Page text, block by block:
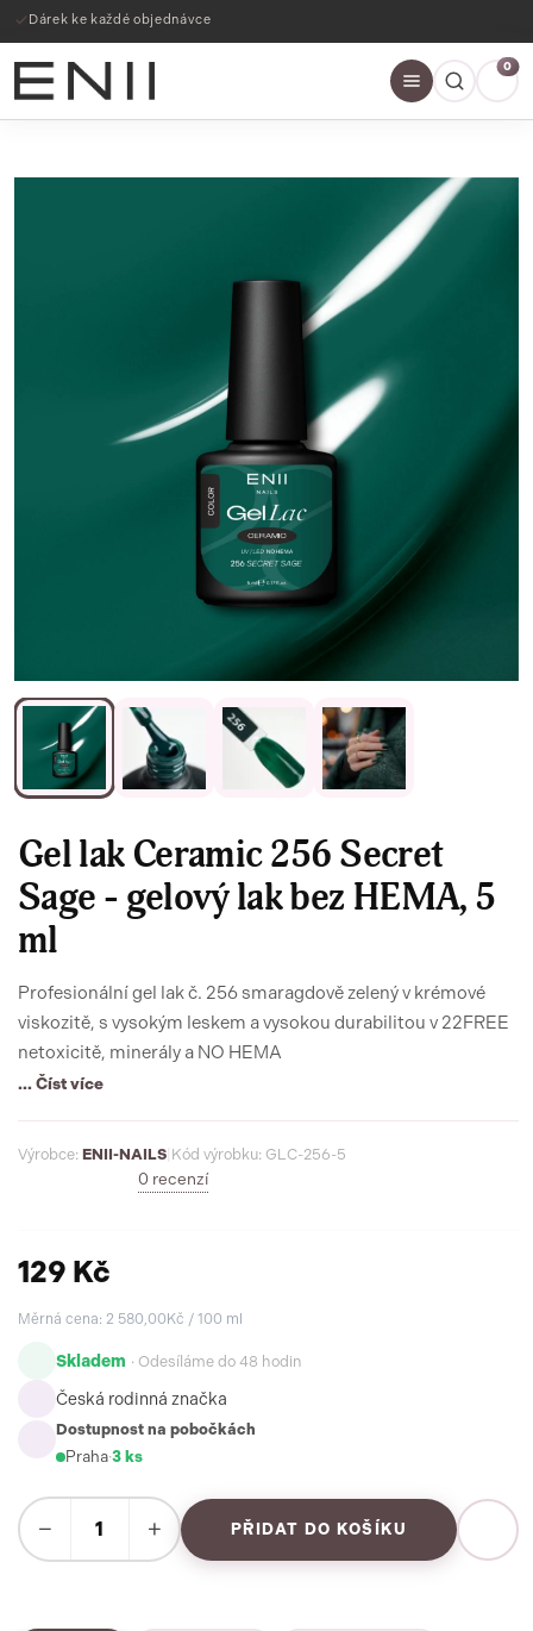
Dárek ke každé objednávce
0
Gel lak Ceramic 256 Secret
Sage - gelový lak bez HEMA, 5
ml
Profesionální gel lak č. 256 smaragdově zelený v krémové
viskozitě, s vysokým leskem a vysokou durabilitou v 22FREE
netoxicitě, minerály a NO HEMA
... Číst více
Výrobce: ENII-NAILS Kód výrobku: GLC-256-5
0 recenzí
129 Kč
Měrná cena: 2 580,00Kč / 100 ml
Skladem · Odesíláme do 48 hodin
Česká rodinná značka
Dostupnost na pobočkách
Praha·3 ks
− + PŘIDAT DO KOŠÍKU